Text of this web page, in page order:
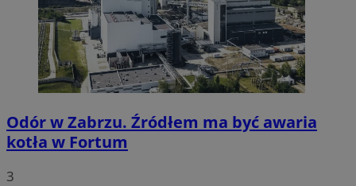
Odór w Zabrzu. Źródłem ma być awaria
kotła w Fortum
3